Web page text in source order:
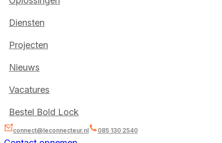
Diensten
Projecten
Nieuws
Vacatures
Bestel Bold Lock
connect@leconnecteur.nl 085 130 2540